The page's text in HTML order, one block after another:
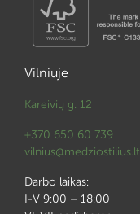
Vilniuje
Kareivių g. 12
+370 650 60 739
vilnius@medziostilius.lt
Darbo laikas:
I-V 9:00 – 18:00